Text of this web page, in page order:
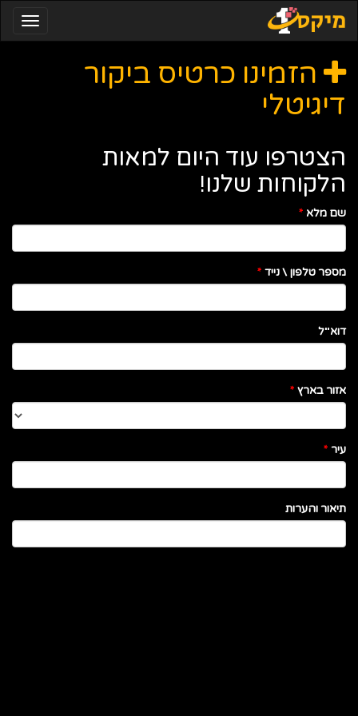
Toggle
הזמינו כרטיס ביקור
דיגיטלי
הצטרפו עוד היום למאות
הלקוחות שלנו!
שם מלא*
מספר טלפון \ נייד*
דוא"ל
אזור בארץ*
עיר*
תיאור והערות